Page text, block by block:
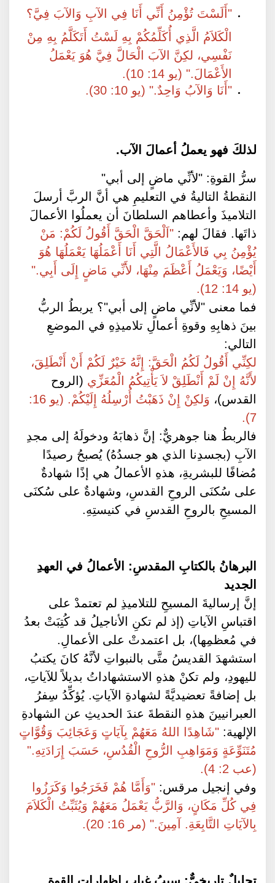
"أَلَسْتَ تُؤْمِنُ أَنِّي أَنَا فِي الآبِ وَالآبَ فِيَّ؟
الْكَلاَمُ الَّذِي أُكَلِّمُكُمْ بِهِ لَسْتُ أَتَكَلَّمُ بِهِ مِنْ
نَفْسِي، لكِنَّ الآبَ الْحَالَّ فِيَّ هُوَ يَعْمَلُ
الأَعْمَالَ." (يو 14: 10).
"أَنَا وَالآبُ وَاحِدٌ." (يو 10: 30).
لذلكَ فهو يعملُ أعمالَ الآب.
سرُّ القوةِ: "لأنِّي ماضٍ إلى أبي"
النقطةُ التاليةُ في التعليمِ هي أنَّ الربَّ أرسلَ
التلاميذَ وأعطاهم السلطانَ أن يعملُوا الأعمالَ
ذاتَها. فقالَ لهم: "اَلْحَقَّ الْحَقَّ أَقُولُ لَكُمْ: مَنْ
يُؤْمِنُ بِي فَالأَعْمَالُ الَّتِي أَنَا أَعْمَلُهَا يَعْمَلُهَا هُوَ
أَيْضًا، وَيَعْمَلُ أَعْظَمَ مِنْهَا، لأَنِّي مَاضٍ إِلَى أَبِي."
(يو 14: 12).
فما معنى "لأنِّي ماضٍ إلى أبي"؟ يربطُ الربُّ
بينَ ذهابِهِ وقوةِ أعمالِ تلاميذِهِ في الموضعِ
التالي:
لكِنِّي أَقُولُ لَكُمُ الْحَقَّ: إِنَّهُ خَيْرٌ لَكُمْ أَنْ أَنْطَلِقَ،
لأَنَّهُ إِنْ لَمْ أَنْطَلِقْ لاَ يَأْتِيكُمُ الْمُعَزِّي (الروح
القدس)،
وَلكِنْ إِنْ ذَهَبْتُ أُرْسِلُهُ إِلَيْكُمْ. (يو 16:
7).
فالربطُ هنا جوهريٌّ: إنَّ ذهابَهُ ودخولَهُ إلى مجدِ
الآبِ (بجسدِنا الذي هو جسدُهُ) يُصبحُ رصيدًا
مُضافًا للبشريةِ، هذهِ الأعمالُ هي إذًا شهادةٌ
على سُكنَى الروحِ القدسِ، وشهادةٌ على سُكنَى
المسيحِ بالروحِ القدسِ في كنيستِهِ.
البرهانُ بالكتابِ المقدسِ: الأعمالُ في العهدِ
الجديد
إنَّ إرساليةَ المسيحِ للتلاميذِ لم تعتمدْ على
اقتباسِ الآياتِ (إذ لم تكنِ الأناجيلُ قد كُتِبَتْ بعدُ
في مُعظمِها)، بل اعتمدتْ على الأعمالِ.
استشهدَ القديسُ متَّى بالنبواتِ لأنَّهُ كانَ يكتبُ
لليهودِ، ولم تكنْ هذهِ الاستشهاداتُ بديلاً للآياتِ،
بل إضافةً تعضيديَّةً لشهادةِ الآياتِ. يُؤكِّدُ سِفرُ
العبرانيينَ هذهِ النقطةَ عندَ الحديثِ عن الشهادةِ
الإلهية: "شَاهِدًا اللهُ مَعَهُمْ بِآيَاتٍ وَعَجَائِبَ وَقُوَّاتٍ
مُتَنَوِّعَةٍ وَمَوَاهِبِ الرُّوحِ الْقُدُسِ، حَسَبَ إِرَادَتِهِ."
(عب 2: 4).
وفي إنجيل مرقس: "وَأَمَّا هُمْ فَخَرَجُوا وَكَرَزُوا
فِي كُلِّ مَكَانٍ، وَالرَّبُّ يَعْمَلُ مَعَهُمْ وَيُثَبِّتُ الْكَلاَمَ
بِالآيَاتِ التَّابِعَةِ. آمِينَ." (مر 16: 20).